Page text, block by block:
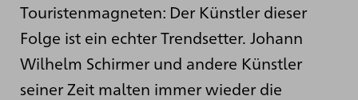
Touristenmagneten: Der Künstler dieser
Folge ist ein echter Trendsetter. Johann
Wilhelm Schirmer und andere Künstler
seiner Zeit malten immer wieder die